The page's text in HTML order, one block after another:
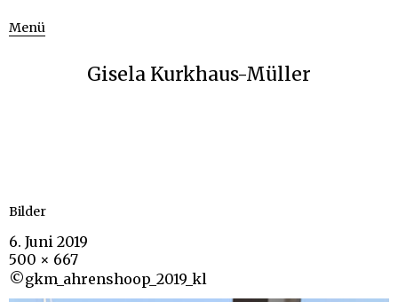
Menü
Gisela Kurkhaus-Müller
Bilder
6. Juni 2019
500 × 667
©gkm_ahrenshoop_2019_kl